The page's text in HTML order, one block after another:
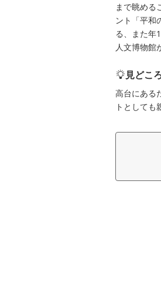
まで眺める
ント「平和
る、また年
人文博物館
見どこ
高台にある
トとしても